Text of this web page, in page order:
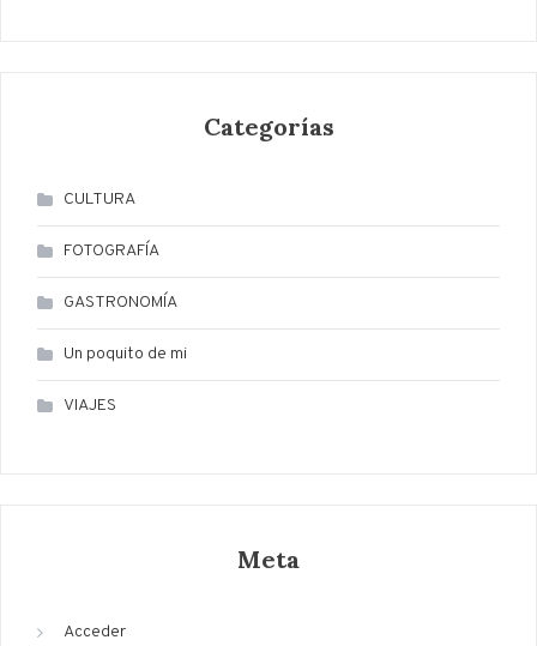
Categorías
CULTURA
FOTOGRAFÍA
GASTRONOMÍA
Un poquito de mi
VIAJES
Meta
Acceder